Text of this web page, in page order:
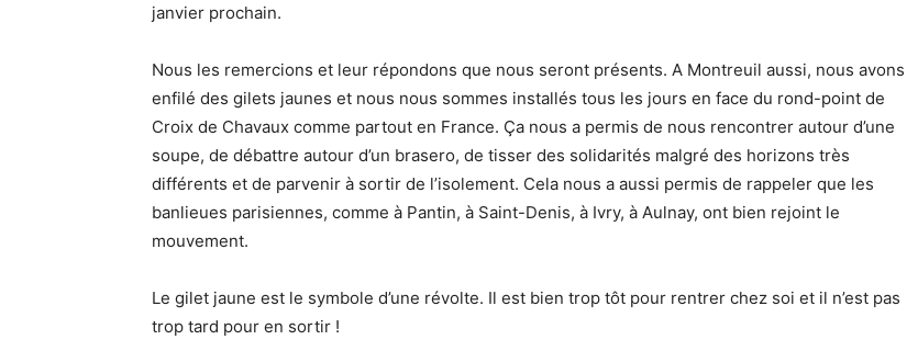
janvier prochain.
Nous les remercions et leur répondons que nous seront présents. A Montreuil aussi, nous avons
enfilé des gilets jaunes et nous nous sommes installés tous les jours en face du rond-point de
Croix de Chavaux comme partout en France. Ça nous a permis de nous rencontrer autour d’une
soupe, de débattre autour d’un brasero, de tisser des solidarités malgré des horizons très
différents et de parvenir à sortir de l’isolement. Cela nous a aussi permis de rappeler que les
banlieues parisiennes, comme à Pantin, à Saint-Denis, à Ivry, à Aulnay, ont bien rejoint le
mouvement.
Le gilet jaune est le symbole d’une révolte. Il est bien trop tôt pour rentrer chez soi et il n’est pas
trop tard pour en sortir !